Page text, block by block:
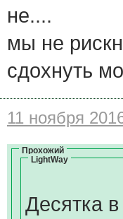
не....
мы не
сдохнуть
11 ноября
Прохожий
LightWay
Десятка